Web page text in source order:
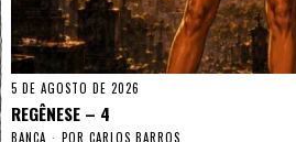
5 DE AGOSTO DE 2026
REGÊNESE – 4
BANCA POR CARLOS BARROS